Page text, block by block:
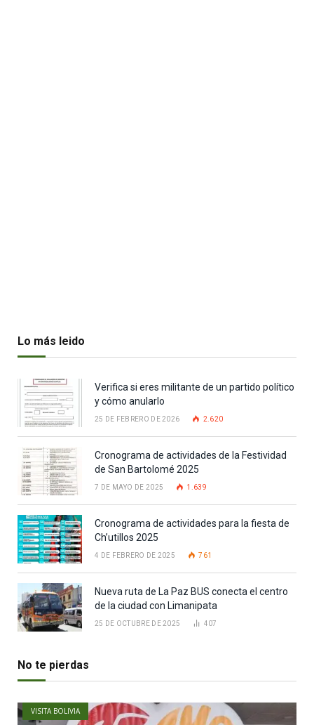
Lo más leido
Verifica si eres militante de un partido político
y cómo anularlo
25 DE FEBRERO DE 2026 2.620
Cronograma de actividades de la Festividad
de San Bartolomé 2025
7 DE MAYO DE 2025 1.639
Cronograma de actividades para la fiesta de
Ch’utillos 2025
4 DE FEBRERO DE 2025 761
Nueva ruta de La Paz BUS conecta el centro
de la ciudad con Limanipata
25 DE OCTUBRE DE 2025 407
No te pierdas
VISITA BOLIVIA